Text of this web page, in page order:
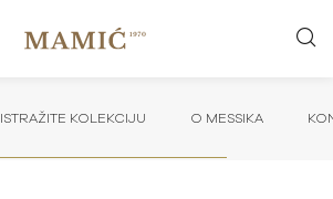
ISTRAŽITE KOLEKCIJU O MESSIKA